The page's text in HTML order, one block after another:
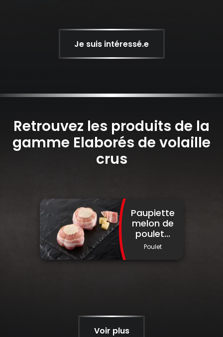
Je suis intéressé.e
Retrouvez les produits de la
gamme Elaborés de volaille
crus
Paupiette
melon de
poulet...
Poulet
Voir plus